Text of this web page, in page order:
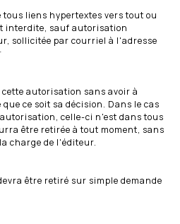
tous liens hypertextes vers tout ou
interdite, sauf autorisation
sollicitée par courriel à l'adresse
autorisation sans avoir à
ce soit sa décision. Dans le cas
celle-ci n'est dans tous
être retirée à tout moment, sans
charge de l'éditeur.
être retiré sur simple demande